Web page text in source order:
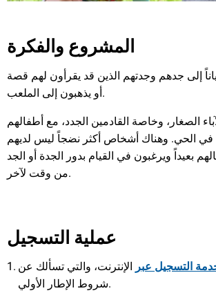
المشروع والفكرة
إلى جدهم وجدتهم الذين قد يقرأون لهم قصة
أو يذهبون إلى الملعب.
الصغار، وخاصة القادمين الجدد، مع أطفالهم
في الحي. وهناك أشخاص أكثر نضجاً ليس لديهم
بعيداً ويرغبون في القيام بدور الجدة أو الجد
من وقت لآخر.
عملية التسجيل
التسجيل عبر الإنترنت، والتي تسألك عن
شروط الإطار الأولي.